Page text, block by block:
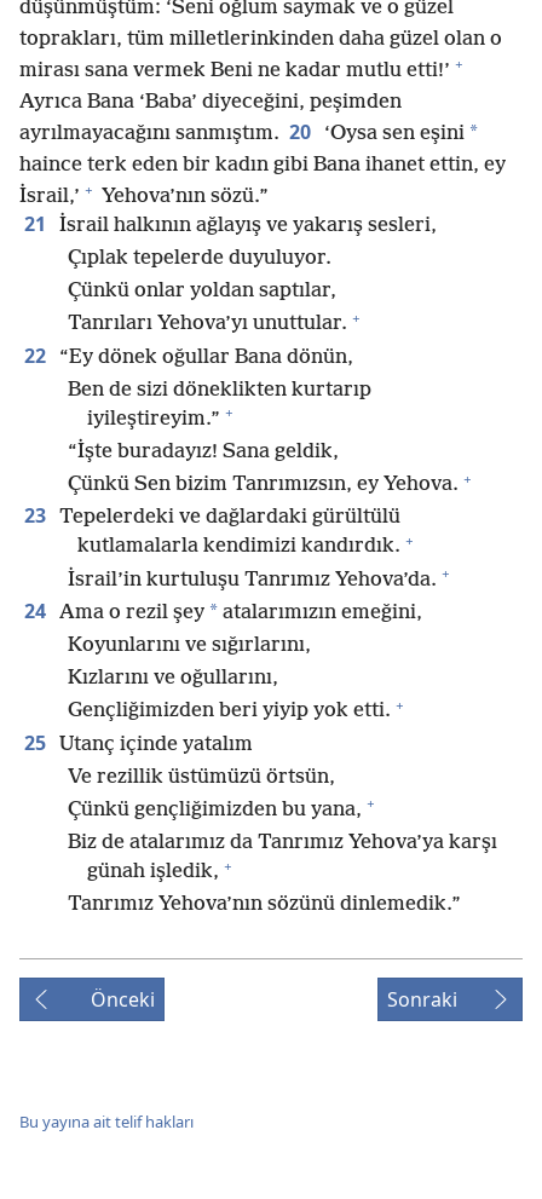
düşünmüştüm: ‘Seni oğlum saymak ve o güzel
toprakları, tüm milletlerinkinden daha güzel olan o
mirası sana vermek Beni ne kadar mutlu etti!’ +
Ayrıca Bana ‘Baba’ diyeceğini, peşimden
ayrılmayacağını sanmıştım. 20 ‘Oysa sen eşini *
haince terk eden bir kadın gibi Bana ihanet ettin, ey
İsrail,’ + Yehova’nın sözü.”
21
İsrail halkının ağlayış ve yakarış sesleri,
Çıplak tepelerde duyuluyor.
Çünkü onlar yoldan saptılar,
Tanrıları Yehova’yı unuttular. +
22
“Ey dönek oğullar Bana dönün,
Ben de sizi döneklikten kurtarıp
iyileştireyim.” +
“İşte buradayız! Sana geldik,
Çünkü Sen bizim Tanrımızsın, ey Yehova. +
23 Tepelerdeki ve dağlardaki gürültülü
kutlamalarla kendimizi kandırdık. +
İsrail’in kurtuluşu Tanrımız Yehova’da. +
24 Ama o rezil şey * atalarımızın emeğini,
Koyunlarını ve sığırlarını,
Kızlarını ve oğullarını,
Gençliğimizden beri yiyip yok etti. +
25 Utanç içinde yatalım
Ve rezillik üstümüzü örtsün,
Çünkü gençliğimizden bu yana, +
Biz de atalarımız da Tanrımız Yehova’ya karşı
günah işledik, +
Tanrımız Yehova’nın sözünü dinlemedik.”
Önceki Sonraki
Bu yayına ait telif hakları